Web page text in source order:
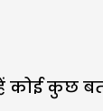
कोई कुछ